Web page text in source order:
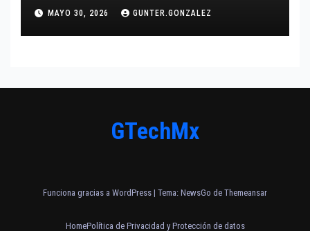
MAYO 30, 2026 GUNTER.GONZALEZ
GTechMx
Funciona gracias a WordPress | Tema: NewsGo de Themeansar
HomePolítica de Privacidad y Protección de datos